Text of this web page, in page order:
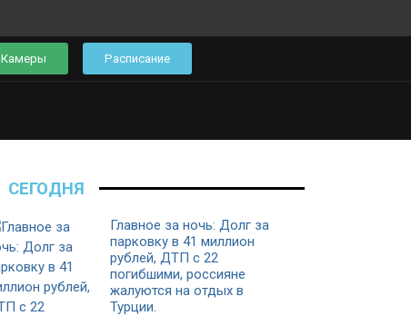
Камеры Расписание
СЕГОДНЯ
Главное за ночь: Долг за
парковку в 41 миллион
рублей, ДТП с 22
погибшими, россияне
жалуются на отдых в
Турции.